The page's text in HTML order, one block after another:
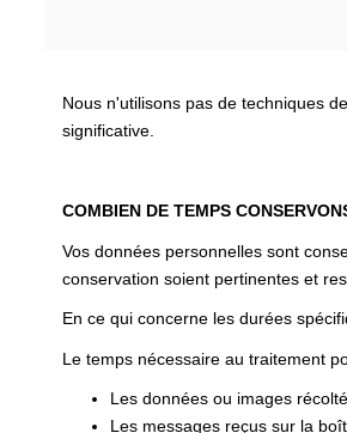
Nous n'utilisons pas de techniques
significative.
COMBIEN DE TEMPS
Vos données personnelles sont
conservation soient pertinentes et
En ce qui concerne les durées
Le temps nécessaire au traitement
Les données ou images
Les messages reçus sur la